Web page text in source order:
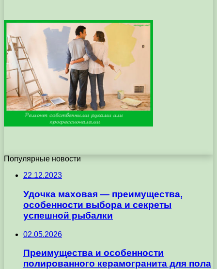
Популярные новости
22.12.2023
Удочка маховая — преимущества,
особенности выбора и секреты
успешной рыбалки
02.05.2026
Преимущества и особенности
полированного керамогранита для пола